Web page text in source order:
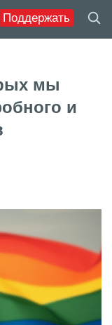
Поддержать
мы
и